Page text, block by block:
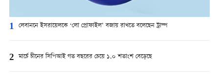
1 লেবাননে ইসরায়েলকে ‘লো প্রোফাইল’ বজায় রাখতে বলেছেন ট্রাম্প
2 মার্চে চীনের সিপিআই গত বছরের চেয়ে ১.০ শতাংশ বেড়েছে